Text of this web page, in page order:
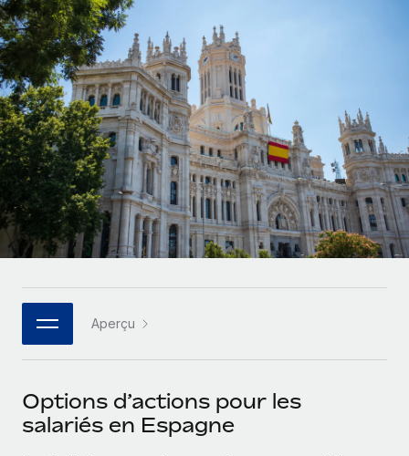
Gestion des freelances
Intégrez et gérez vos freelances partout dans le monde
PEO
Sous-traitez les opérations complexes liées à l’emploi
INFRASTRUCTURE
Intégration Remote
Intégrez vos RH aux flux de travail en toute simplicité
Plateforme
Connecter
Nouveau
Connectez n'importe quel outil d’IA à Remote grâce à
notre MCP
Intégrations
Rationalisez vos processus avec des outils essentiels
Comparer Remote
Examinez notre service par rapport aux autres
CROISSANCE
Start-ups
Des solutions agiles et internationales pour les RH et la
paie des entreprises en pleine croissance
Entreprises intermédiaires
Développez vos équipes avec des solutions RH sur
mesure
Entreprise
Les RH à l’international pour les grandes entreprises
Partenaires stratégiques de la tech
Intégrez les RH à l’international de manière flexible
pays
Calculateur de paiement des freelances
Découvrez les devises disponibles et les vitesses de
paiement pour vos freelances internationaux
APPRENDRE AVEC REMOTE
Recherche et guides
Études de cas
Checklists et modèles
Descriptions de postes
Événements
Nederlands
Français
Deutsch
Español
Italiano
Português (Portugal)
日本語
한국어
Connexion
Aperçu
Options d’actions pour les
salariés en Espagne